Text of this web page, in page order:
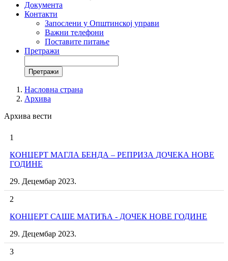
Документа
Контакти
Запослени у Општинској управи
Важни телефони
Поставите питање
Претражи
Search
form
Breadcrumbs
You
are
here:
Насловна страна
Архива
Архива вести
1
КОНЦЕРТ МАГЛА БЕНДА – РЕПРИЗА ДОЧЕКА НОВЕ
ГОДИНЕ
29. Децембар 2023.
2
КОНЦЕРТ САШЕ МАТИЋА - ДОЧЕК НОВЕ ГОДИНЕ
29. Децембар 2023.
3